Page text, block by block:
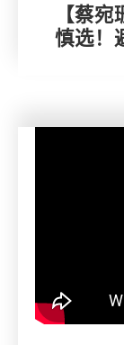
【蔡
慎选！